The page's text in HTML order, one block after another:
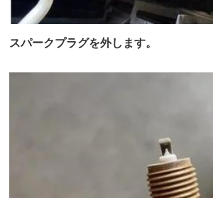
スパークプラグを外します。